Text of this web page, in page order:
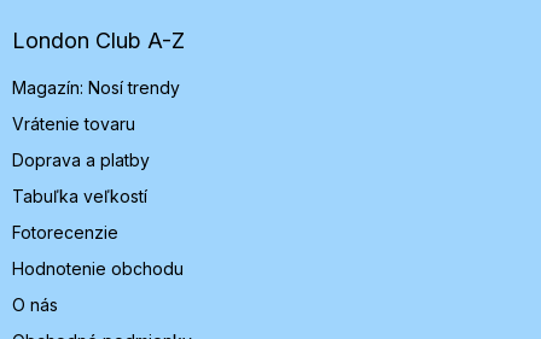
e
London Club A-Z
Magazín: Nosí trendy
Vrátenie tovaru
Doprava a platby
Tabuľka veľkostí
Fotorecenzie
Hodnotenie obchodu
O nás